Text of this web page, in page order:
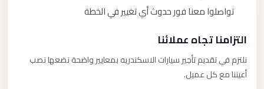
تواصلوا معنا فور حدوث أي تغيير في الخطة
التزامنا تجاه عملائنا
نلتزم في تقديم تأجير سيارات الاسكندريه بمعايير واضحة نضعها نصب
أعيننا مع كل عميل.